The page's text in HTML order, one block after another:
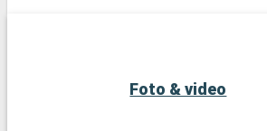
Foto & video